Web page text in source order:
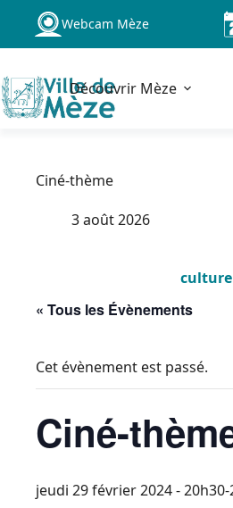
Passer
contenu
Webcam Mèze
Découvrir Mèze
Ciné-thème
3 août 2026
culture
« Tous les Évènements
Cet évènement est passé.
Ciné-
jeudi 29 février 2024 -